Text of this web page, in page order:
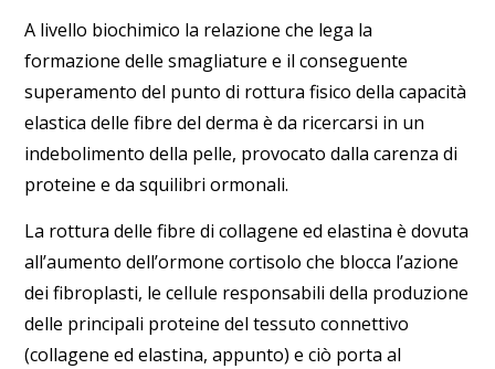
A livello biochimico la relazione che lega la
formazione delle smagliature e il conseguente
superamento del punto di rottura fisico della capacità
elastica delle fibre del derma è da ricercarsi in un
indebolimento della pelle, provocato dallacarenza di
proteine e dasquilibri ormonali.
La rottura delle fibre di collagene ed elastina è dovuta
all’aumento dell’ormone cortisolo che blocca l’azione
deifibroplasti, le cellule responsabili della produzione
delle principali proteine del tessuto connettivo
(collagene ed elastina, appunto) e ciò porta al